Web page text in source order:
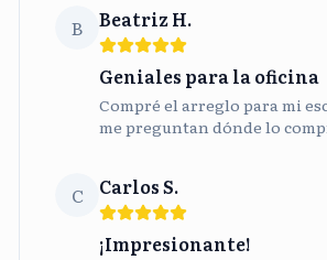
B Beatriz H.
Geniales para la oficina
Compré el arreglo para mi
me preguntan dónde lo
C Carlos S.
¡Impresionante!